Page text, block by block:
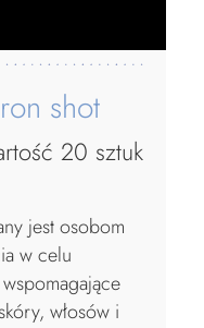
shot
20 sztuk
jest osobom
w celu
włosów i